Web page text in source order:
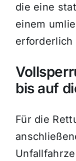
die eine
einem
erforderlich
bis auf
Für die